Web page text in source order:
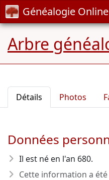
Généalogie Online
Arbre
Détails Photos
Données
Il est né en l'an 680.
Cette information a